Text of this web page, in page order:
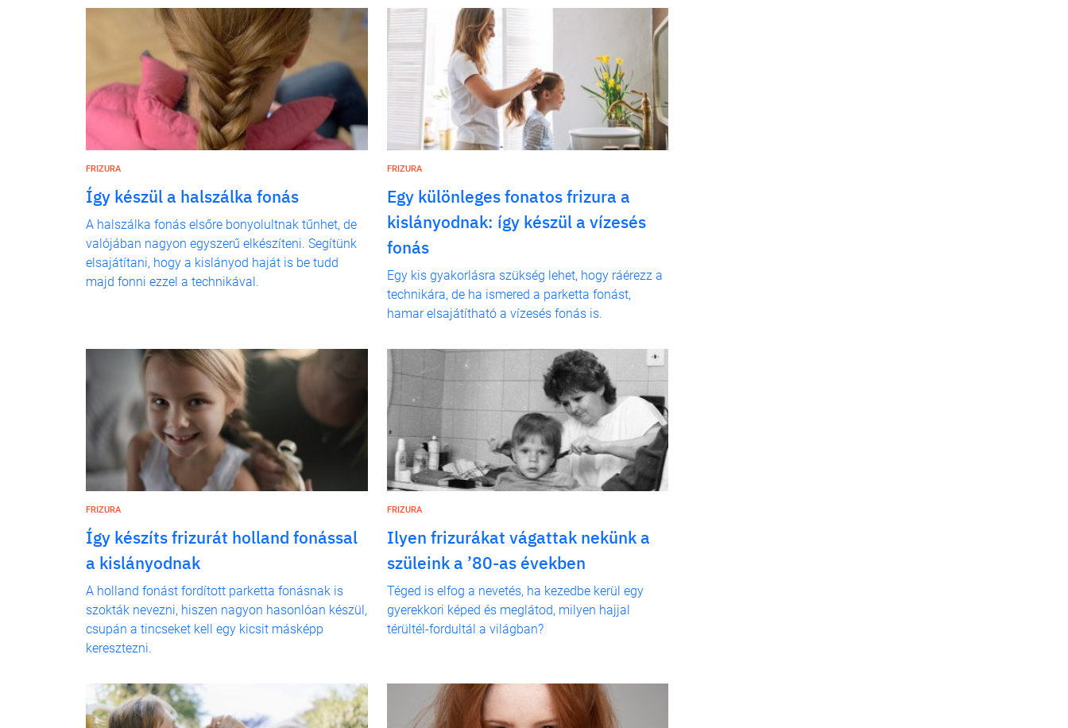
FRIZURA
Így készül a halszálka fonás
A halszálka fonás elsőre bonyolultnak tűnhet, de
valójában nagyon egyszerű elkészíteni. Segítünk
elsajátítani, hogy a kislányod haját is be tudd
majd fonni ezzel a technikával.
FRIZURA
Egy különleges fonatos frizura a
kislányodnak: így készül a vízesés
fonás
Egy kis gyakorlásra szükség lehet, hogy ráérezz a
technikára, de ha ismered a parketta fonást,
hamar elsajátítható a vízesés fonás is.
FRIZURA
Így készíts frizurát holland fonással
a kislányodnak
A holland fonást fordított parketta fonásnak is
szokták nevezni, hiszen nagyon hasonlóan készül,
csupán a tincseket kell egy kicsit másképp
keresztezni.
FRIZURA
Ilyen frizurákat vágattak nekünk a
szüleink a ’80-as években
Téged is elfog a nevetés, ha kezedbe kerül egy
gyerekkori képed és meglátod, milyen hajjal
térültél-fordultál a világban?